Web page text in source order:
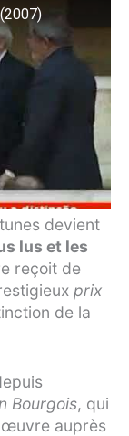
devient
lus et les
reçoit de
prix
de la
Bourgois, qui
œuvre auprès